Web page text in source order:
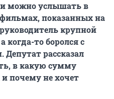
можно услышать в
показанных на
крупной
когда-то боролся с
рассказал
в какую сумму
почему не хочет